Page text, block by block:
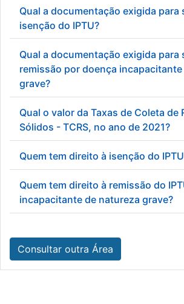
Qual a documentação exigida para
isenção do IPTU?
Qual a documentação exigida para
remissão por doença
grave?
Qual o valor da Taxas de Coleta de
Sólidos - TCRS, no ano de 2021?
Quem tem direito à isenção do
Quem tem direito à remissão do
incapacitante de natureza grave?
Consultar outra Área